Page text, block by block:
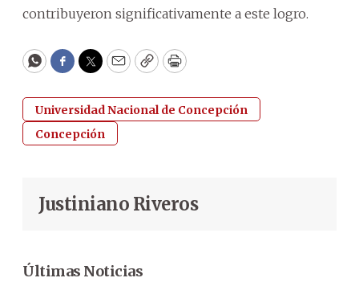
contribuyeron significativamente a este logro.
WhatsApp
Facebook
Twitter
EmailCopyPrint
Universidad Nacional de Concepción
Concepción
Justiniano Riveros
Últimas Noticias